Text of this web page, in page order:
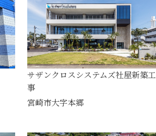
サザンクロスシステムズ社屋新築工
事
宮崎市大字本郷